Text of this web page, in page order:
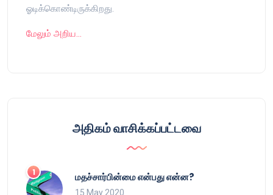
ஓடிக்கொண்டிருக்கிறது.
மேலும் அறிய…
அதிகம் வாசிக்கப்பட்டவை
மதச்சார்பின்மை என்பது என்ன?
15 May 2020